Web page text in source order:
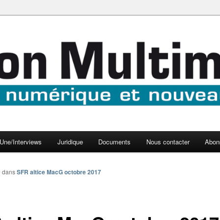
Une/Interviews Juridique Documents Nous contacter
dansSFR altice MacG octobre 2017